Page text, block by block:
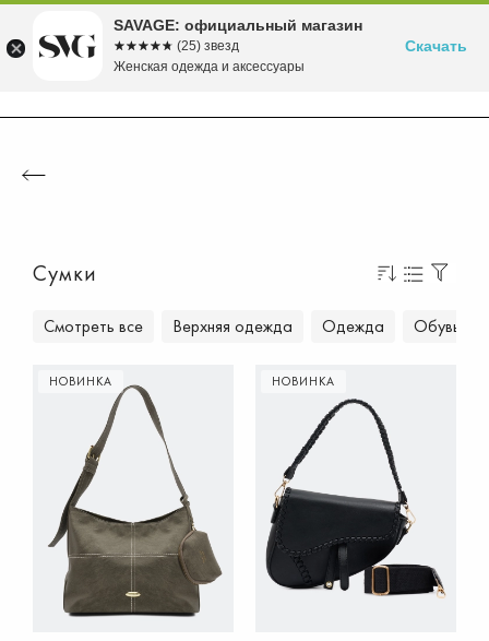
Время скидок! до -70% на летние хиты!
Вступайте в клуб лояльности SAVAGE
Бесплатная доставка в ПВЗ от 5000 рублей
Собираемся в морской круиз>>
Осень'26 уже в продаже!>>
Сумки
Смотреть все Верхняя одежда Одежда Обувь
НОВИНКА НОВИНКА
SAVAGE: официальный магазин
☆☆☆☆☆
★★★★★ (25) звезд
Женская одежда и аксессуары
Скачать